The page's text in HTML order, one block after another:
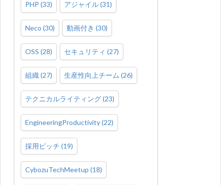
PHP (33) アジャイル(31)
Neco (30) 動画付き (30)
OSS (28) セキュリティ (27)
組織(27) 生産性向上チーム (26)
テクニカルライティング(23)
EngineeringProductivity(22)
採用ピッチ (19)
CybozuTechMeetup (18)